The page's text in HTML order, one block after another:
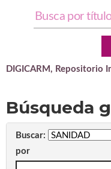
DIGICARM, Repositorio
Búsqueda
Buscar:
por